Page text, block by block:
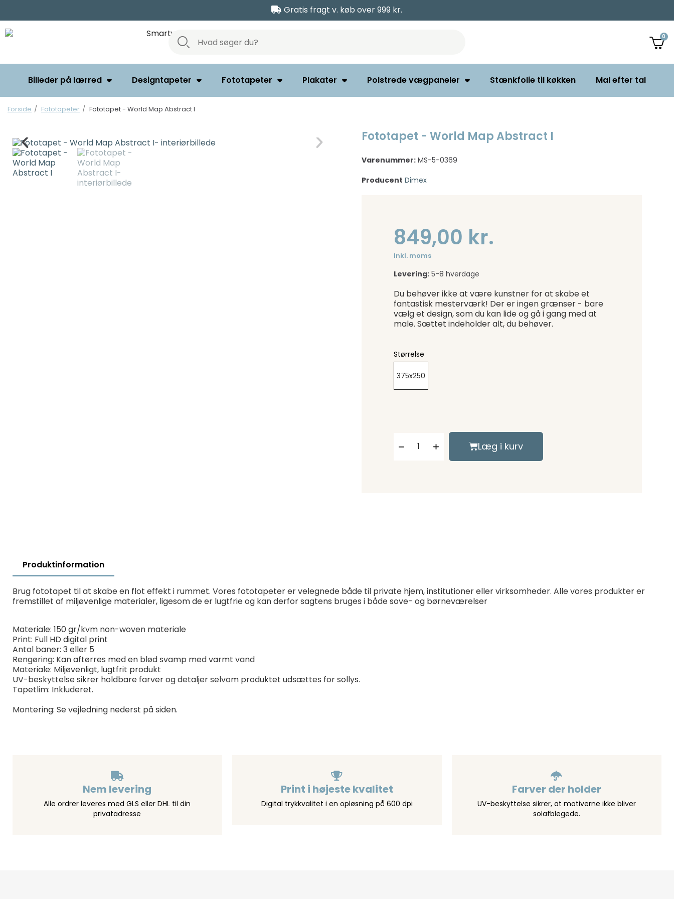
Gratis fragt v. køb over 999 kr.
Billeder på lærred Designtapeter Fototapeter Plakater Polstrede vægpaneler Stænkfolie til køkken Mal efter tal
Forside Fototapeter Fototapet - World Map Abstract I
Fototapet - World Map Abstract I
Varenummer: MS-5-0369
Producent Dimex
849,00 kr.
Inkl. moms
Levering: 5-8 hverdage
Du behøver ikke at være kunstner for at skabe et
fantastisk mesterværk! Der er ingen grænser - bare
vælg et design, som du kan lide og gå i gang med at
male. Sættet indeholder alt, du behøver.
Størrelse
375x250
Læg i kurv
Produktinformation
Brug fototapet til at skabe en flot effekt i rummet. Vores fototapeter er velegnede både til private hjem, institutioner eller virksomheder. Alle vores produkter er
fremstillet af miljøvenlige materialer, ligesom de er lugtfrie og kan derfor sagtens bruges i både sove- og børneværelser
Materiale: 150 gr/kvm non-woven materiale
Print: Full HD digital print
Antal baner: 3 eller 5
Rengøring: Kan aftørres med en blød svamp med varmt vand
Materiale: Miljøvenligt, lugtfrit produkt
UV-beskyttelse sikrer holdbare farver og detaljer selvom produktet udsættes for sollys.
Tapetlim: Inkluderet.
Montering: Se vejledning nederst på siden.
Nem levering
Alle ordrer leveres med GLS eller DHL til din
privatadresse
Print i højeste kvalitet
Digital trykkvalitet i en opløsning på 600 dpi
Farver der holder
UV-beskyttelse sikrer, at motiverne ikke bliver
solafblegede.